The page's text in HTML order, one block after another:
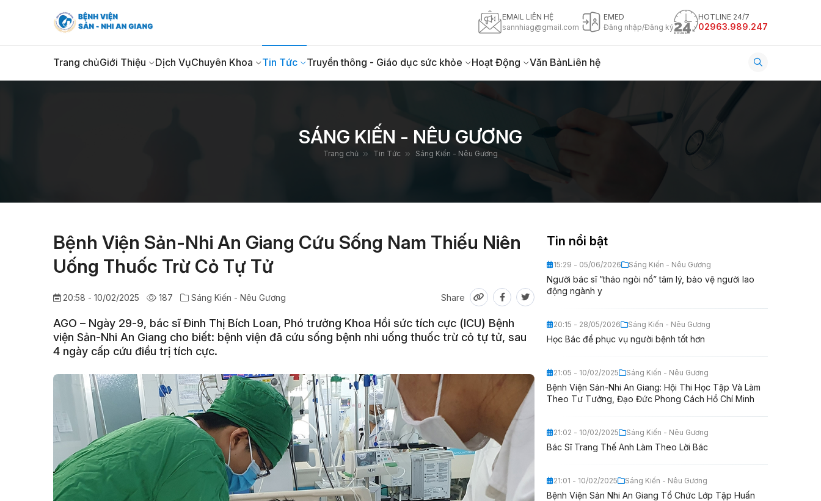
EMAIL LIÊN HỆ
sannhiag@gmail.com
EMED
Đăng nhập/Đăng ký
HOTLINE 24/7
02963.989.247
Trang chủGiới Thiệu Dịch VụChuyên Khoa Tin Tức Truyền thông - Giáo dục sức khỏe Hoạt Động Văn BảnLiên hệ
SÁNG KIẾN - NÊU GƯƠNG
Trang chủ Tin Tức Sáng Kiến - Nêu Gương
Bệnh Viện Sản-Nhi An Giang Cứu Sống Nam Thiếu Niên
Uống Thuốc Trừ Cỏ Tự Tử
20:58 - 10/02/2025 187 Sáng Kiến - Nêu Gương Share
AGO – Ngày 29-9, bác sĩ Đinh Thị Bích Loan, Phó trưởng Khoa Hồi sức tích cực (ICU) Bệnh
viện Sản-Nhi An Giang cho biết: bệnh viện đã cứu sống bệnh nhi uống thuốc trừ cỏ tự tử, sau
4 ngày cấp cứu điều trị tích cực.
Tin nổi bật
15:29 - 05/06/2026 Sáng Kiến - Nêu Gương
Người bác sĩ ”tháo ngòi nổ” tâm lý, bảo vệ người lao
động ngành y
20:15 - 28/05/2026 Sáng Kiến - Nêu Gương
Học Bác để phục vụ người bệnh tốt hơn
21:05 - 10/02/2025 Sáng Kiến - Nêu Gương
Bệnh Viện Sản-Nhi An Giang: Hội Thi Học Tập Và Làm
Theo Tư Tưởng, Đạo Đức Phong Cách Hồ Chí Minh
21:02 - 10/02/2025 Sáng Kiến - Nêu Gương
Bác Sĩ Trang Thế Anh Làm Theo Lời Bác
21:01 - 10/02/2025 Sáng Kiến - Nêu Gương
Bệnh Viện Sản Nhi An Giang Tổ Chức Lớp Tập Huấn